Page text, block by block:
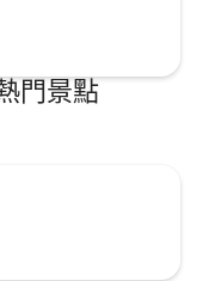
門景點